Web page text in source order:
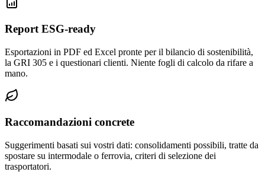
Spedizioni recenti
CC-24020
Report ESG-ready
Esportazioni in PDF ed Excel pronte per il bilancio di sostenibilità,
la GRI 305 e i questionari clienti. Niente fogli di calcolo da rifare a
mano.
Raccomandazioni concrete
Suggerimenti basati sui vostri dati: consolidamenti possibili, tratte da
spostare su intermodale o ferrovia, criteri di selezione dei
trasportatori.